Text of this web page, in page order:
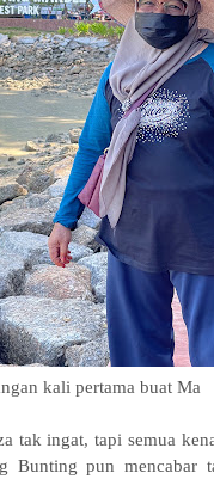
kali pertama buat Ma
tak ingat, tapi semua
Bunting pun mencabar